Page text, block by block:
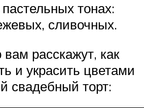
тонах:
сливочных.
расскажут, как
и украсить цветами
свадебный торт: